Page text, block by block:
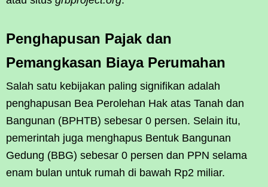
Penghapusan Pajak dan
Pemangkasan Biaya Perumahan
Salah satu kebijakan paling signifikan adalah
penghapusan Bea Perolehan Hak atas Tanah dan
Bangunan (BPHTB) sebesar 0 persen. Selain itu,
pemerintah juga menghapus Bentuk Bangunan
Gedung (BBG) sebesar 0 persen dan PPN selama
enam bulan untuk rumah di bawah Rp2 miliar.